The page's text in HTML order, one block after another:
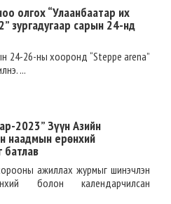
олгох “Улаанбаатар их
зургадугаар сарын 24-нд
24-26-ны хооронд “Steppe arena”
...
2023” Зүүн Азийн
наадмын ерөнхий
батлав
ажиллах журмыг шинэчлэн
болон календарчилсан